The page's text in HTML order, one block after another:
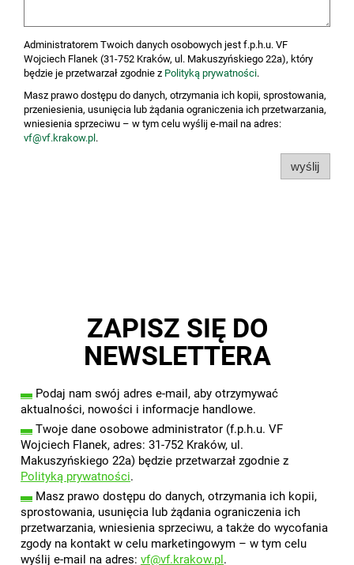
Administratorem Twoich danych osobowych jest f.p.h.u. VF
Wojciech Flanek (31-752 Kraków, ul. Makuszyńskiego 22a), który
będzie je przetwarzał zgodnie z Polityką prywatności.
Masz prawo dostępu do danych, otrzymania ich kopii, sprostowania,
przeniesienia, usunięcia lub żądania ograniczenia ich przetwarzania,
wniesienia sprzeciwu – w tym celu wyślij e-mail na adres:
vf@vf.krakow.pl .
wyślij
ZAPISZ SIĘ DO
NEWSLETTERA
▬ Podaj nam swój adres e-mail, aby otrzymywać
aktualności, nowości i informacje handlowe.
▬ Twoje dane osobowe administrator (f.p.h.u. VF
Wojciech Flanek, adres: 31-752 Kraków, ul.
Makuszyńskiego 22a) będzie przetwarzał zgodnie z
Polityką prywatności.
▬ Masz prawo dostępu do danych, otrzymania ich kopii,
sprostowania, usunięcia lub żądania ograniczenia ich
przetwarzania, wniesienia sprzeciwu, a także do wycofania
zgody na kontakt w celu marketingowym – w tym celu
wyślij e-mail na adres: vf@vf.krakow.pl.